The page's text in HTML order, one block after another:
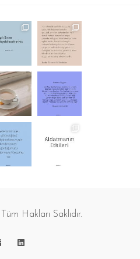
Hakları Saklıdır.